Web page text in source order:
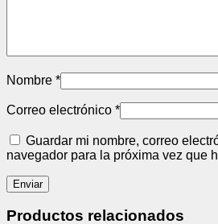
Nombre *
Correo electrónico *
Guardar mi nombre, correo
navegador para la próxima vez que
Productos relacionados